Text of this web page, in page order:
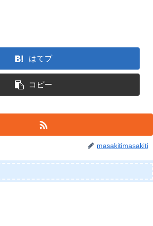
はてブ
コピー
masakitimasakiti